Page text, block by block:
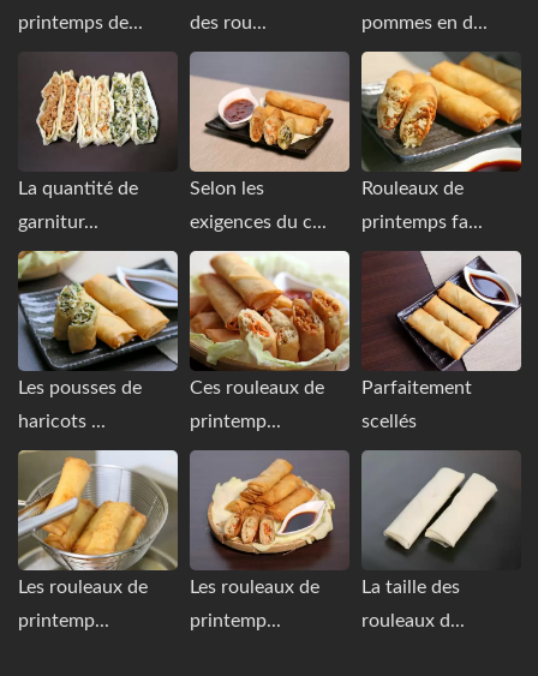
printemps de...
des rou...
pommes en d...
La quantité de
garnitur...
Selon les
exigences du c...
Rouleaux de
printemps fa...
Les pousses de
haricots ...
Ces rouleaux de
printemp...
Parfaitement
scellés
Les rouleaux de
printemp...
Les rouleaux de
printemp...
La taille des
rouleaux d...